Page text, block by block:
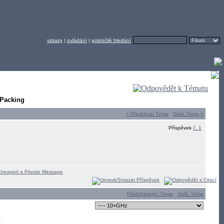
vzkazy | ovládání | pokročilé hledání
< Předchozí Téma Další Téma >
Příspěvek č. 1
Předcházející Téma Další Téma